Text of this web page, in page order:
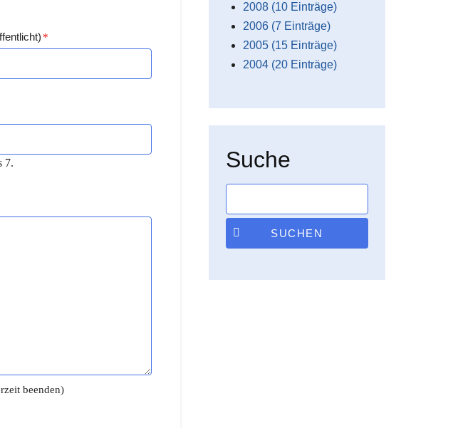
*
7.
beenden)
2008 (10 Einträge)
2006 (7 Einträge)
2005 (15 Einträge)
2004 (20 Einträge)
Suche
SUCHEN